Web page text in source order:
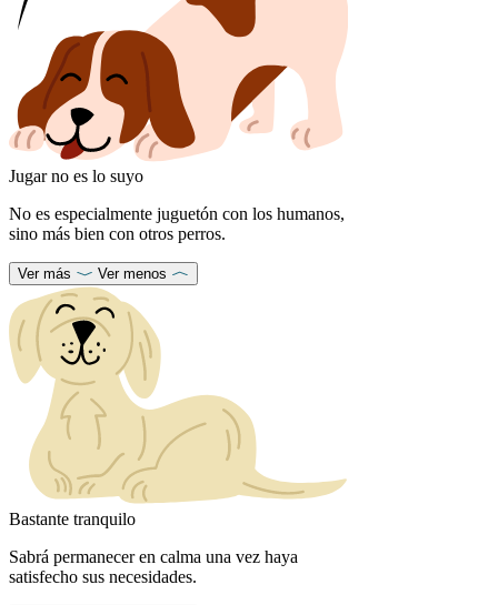
Jugar no es lo suyo
No es especialmente juguetón con los humanos,
sino más bien con otros perros.
Ver más Ver menos
Bastante tranquilo
Sabrá permanecer en calma una vez haya
satisfecho sus necesidades.